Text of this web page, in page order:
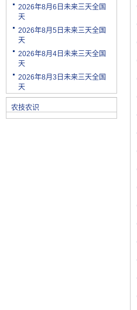
[购买]四川绵阳购买尿素2.
[购买]天津购买小颗粒尿素.
[购买]内蒙古购买复合肥10.
[购买]天津购买大颗粒尿素.
[购买]河南新乡购买冲施肥.
[购买]山东济宁购买尿素10.
[代理]陕西渭南代理小麦配.
[购买]新疆克孜勒苏柯尔克.
[购买]宁夏购买罗硫酸钾(.
2026年8月6日未来三天全国
天
2026年8月5日未来三天全国
天
2026年8月4日未来三天全国
天
2026年8月3日未来三天全国
天
农技农识